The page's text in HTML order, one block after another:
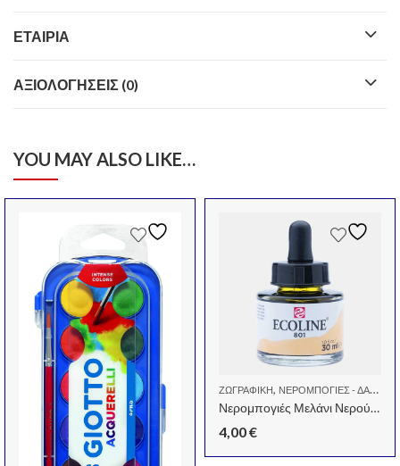
ΕΤΑΙΡΊΑ
ΑΞΙΟΛΟΓΉΣΕΙΣ (0)
YOU MAY ALSO LIKE…
ΧΡΏΜΑΤΑ ΕΙΔΙΚΆ ΖΩΓΡΑΦΙΚΉ, ΝΕΡΟΜΠΟΓΙΈΣ - ΔΑΚΤΥΛΟΜΠΟΓΙΈΣ
Νερομπογιές Μελάνι Νερού 801 Gold 30ml
4,00€